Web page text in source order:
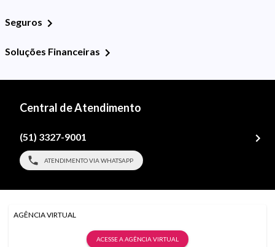
Seguros
Soluções Financeiras
Central de Atendimento
(51) 3327-9001
ATENDIMENTO VIA WHATSAPP
AGÊNCIA VIRTUAL
ACESSE A AGÊNCIA VIRTUAL